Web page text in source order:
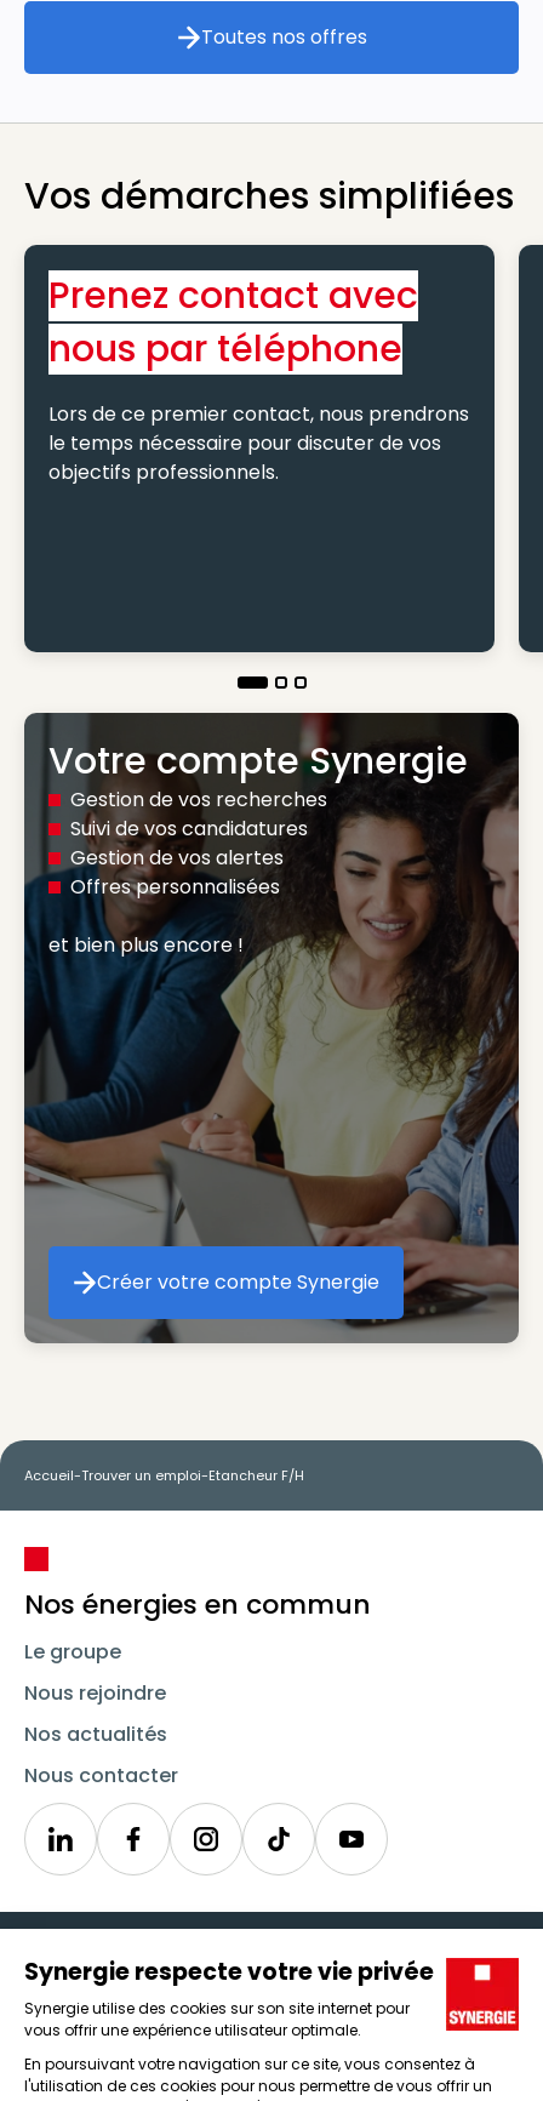
Toutes nos offres
Toutes nos offres
Vos démarches simplifiées
Prenez contact avec
nous par téléphone
Lors de ce premier contact, nous prendrons
le temps nécessaire pour discuter de vos
objectifs professionnels.
Votre compte Synergie
Gestion de vos recherches
Suivi de vos candidatures
Gestion de vos alertes
Offres personnalisées
et bien plus encore !
Créer votre compte Synergie
Créer votre compte Synergie
Accueil-Trouver un emploi-Etancheur F/H
Nos énergies en commun
Le groupe
Nous rejoindre
Nos actualités
Nous contacter
LinkedinSynergieInstagramTikTok Youtube
Icône d'illustration
Candidats
Entreprises
Icône d'illustration
Nos agences
Icône d'illustration